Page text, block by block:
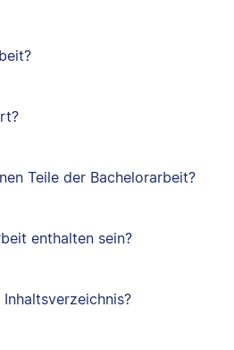
Teile der Bachelorarbeit?
enthalten sein?